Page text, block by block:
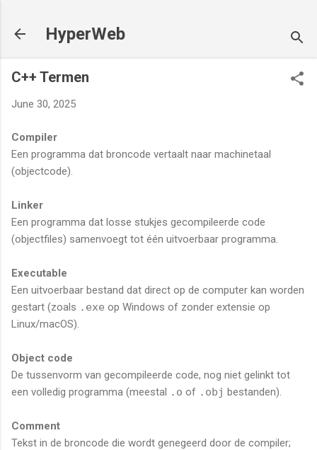
HyperWeb
C++ Termen
June 30, 2025
Compiler
Een programma dat broncode vertaalt naar machinetaal
(objectcode).
Linker
Een programma dat losse stukjes gecompileerde code
(objectfiles) samenvoegt tot één uitvoerbaar programma.
Executable
Een uitvoerbaar bestand dat direct op de computer kan worden
gestart (zoals .exe op Windows of zonder extensie op
Linux/macOS).
Object code
De tussenvorm van gecompileerde code, nog niet gelinkt tot
een volledig programma (meestal .o of .obj bestanden).
Comment
Tekst in de broncode die wordt genegeerd door de compiler;